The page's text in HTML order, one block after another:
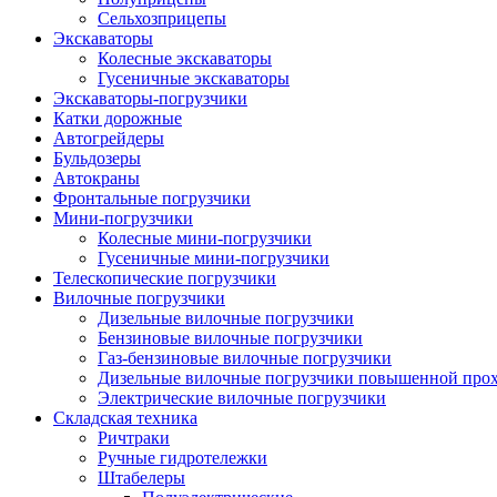
Сельхозприцепы
Экскаваторы
Колесные экскаваторы
Гусеничные экскаваторы
Экскаваторы-погрузчики
Катки дорожные
Автогрейдеры
Бульдозеры
Автокраны
Фронтальные погрузчики
Мини-погрузчики
Колесные мини-погрузчики
Гусеничные мини-погрузчики
Телескопические погрузчики
Вилочные погрузчики
Дизельные вилочные погрузчики
Бензиновые вилочные погрузчики
Газ-бензиновые вилочные погрузчики
Дизельные вилочные погрузчики повышенной
Электрические вилочные погрузчики
Складская техника
Ричтраки
Ручные гидротележки
Штабелеры